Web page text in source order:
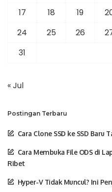
17
18 19
24
25 26
31
« Jul
Postingan Terbaru
Cara Clone SSD ke SSD
Cara Membuka File ODS di
Ribet
Hyper-V Tidak Muncul? Ini